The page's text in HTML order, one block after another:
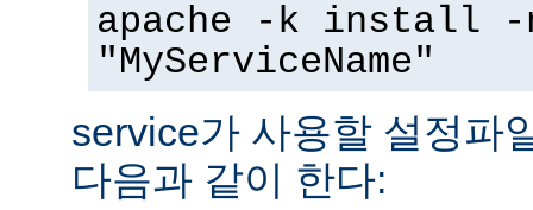
apache -k install -
"MyServiceName"
service가 사용할 설정파
다음과 같이 한다: